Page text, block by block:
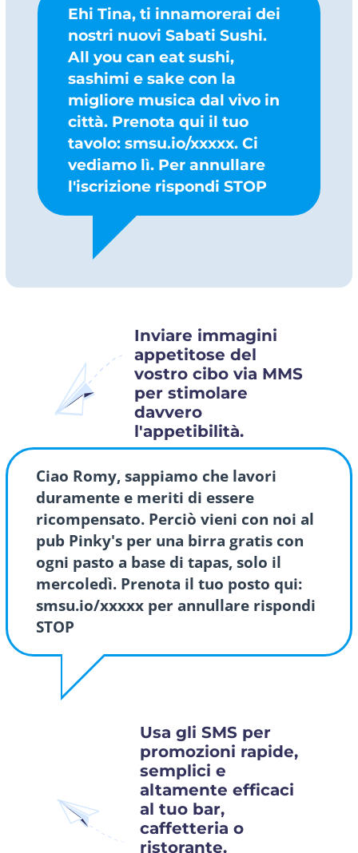
Ehi Tina, ti innamorerai dei
nostri nuovi Sabati Sushi.
All you can eat sushi,
sashimi e sake con la
migliore musica dal vivo in
città. Prenota qui il tuo
tavolo: smsu.io/xxxxx. Ci
vediamo lì. Per annullare
l'iscrizione rispondi STOP
Inviare immagini
appetitose del
vostro cibo via MMS
per stimolare
davvero
l'appetibilità.
Ciao Romy, sappiamo che lavori
duramente e meriti di essere
ricompensato. Perciò vieni con noi al
pub Pinky's per una birra gratis con
ogni pasto a base di tapas, solo il
mercoledì. Prenota il tuo posto qui:
smsu.io/xxxxx per annullare rispondi
STOP
Usa gli SMS per
promozioni rapide,
semplici e
altamente efficaci
al tuo bar,
caffetteria o
ristorante.